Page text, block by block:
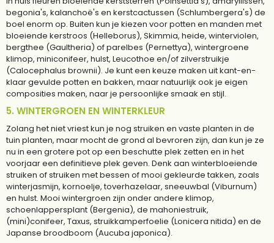
begonia's, kalanchoë's en kerstcactussen (Schlumbergera's) de
boel enorm op. Buiten kun je kiezen voor potten en manden met
bloeiende kerstroos (Helleborus), Skimmia, heide, winterviolen,
bergthee (Gaultheria) of parelbes (Pernettya), wintergroene
klimop, miniconifeer, hulst, Leucothoe en/of zilverstruikje
(Calocephalus brownii). Je kunt een keuze maken uit kant-en-
klaar gevulde potten en bakken, maar natuurlijk ook je eigen
composities maken, naar je persoonlijke smaak en stijl.
5. WINTERGROEN EN WINTERKLEUR
Zolang het niet vriest kun je nog struiken en vaste planten in de
tuin planten, maar mocht de grond al bevroren zijn, dan kun je ze
nu in een grotere pot op een beschutte plek zetten en in het
voorjaar een definitieve plek geven. Denk aan winterbloeiende
struiken of struiken met bessen of mooi gekleurde takken, zoals
winterjasmijn, kornoelje, toverhazelaar, sneeuwbal (Viburnum)
en hulst. Mooi wintergroen zijn onder andere klimop,
schoenlappersplant (Bergenia), de mahoniestruik,
(mini)conifeer, Taxus, struikkamperfoelie (Lonicera nitida) en de
Japanse broodboom (Aucuba japonica).